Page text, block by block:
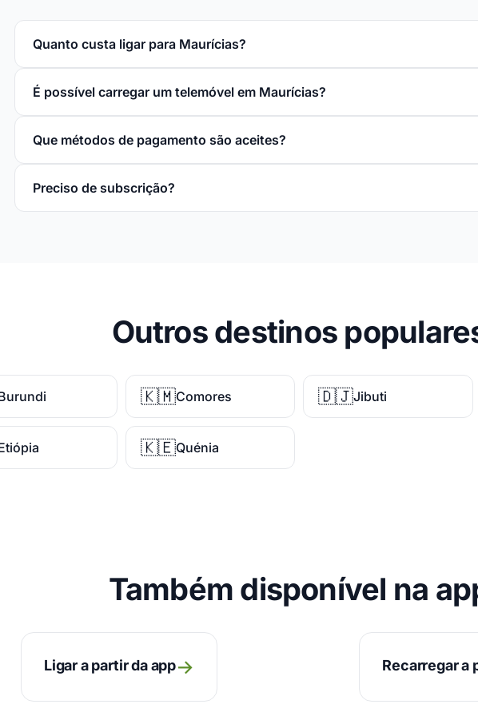
Quanto custa ligar para Maurícias?
É possível carregar um telemóvel em Maurícias?
Que métodos de pagamento são aceites?
Preciso de subscrição?
Outros destinos
🇰🇲Comores 🇩🇯Jibuti
🇰🇪Quénia
Também disponível na
Ligar a partir da app→ Recarregar a